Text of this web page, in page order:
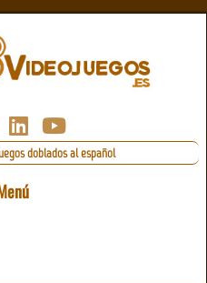
doblados al español